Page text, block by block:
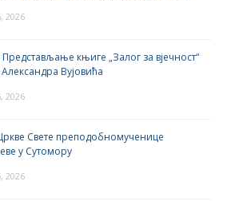
2026
Представљање књиге „Залог за вјечност“
Вујовића
2026
Свете преподобномученице
у Сутомору
2026